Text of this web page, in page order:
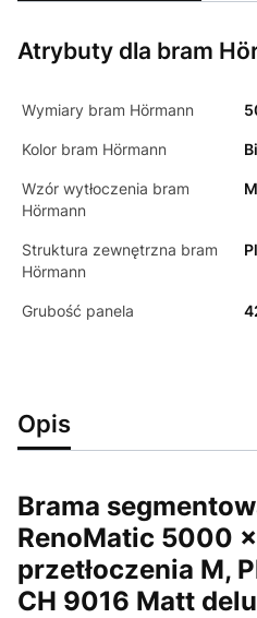
Atrybuty dla bram
Wymiary bram Hörmann
Kolor bram Hörmann
Wzór wytłoczenia bram
Hörmann
Struktura zewnętrzna bram
Hörmann
Grubość panela
Opis
Brama
RenoMatic 5000
przetłoczenia M,
CH 9016 Matt